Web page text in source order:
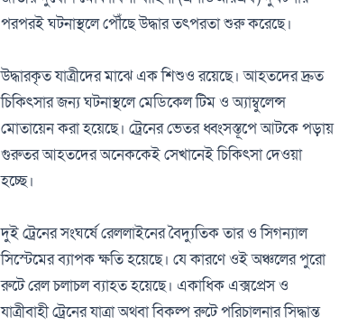
পরপরই ঘটনাস্থলে পৌঁছে উদ্ধার তৎপরতা শুরু করেছে।
উদ্ধারকৃত যাত্রীদের মাঝে এক শিশুও রয়েছে। আহতদের দ্রুত
চিকিৎসার জন্য ঘটনাস্থলে মেডিকেল টিম ও অ্যাম্বুলেন্স
মোতায়েন করা হয়েছে। ট্রেনের ভেতর ধ্বংসস্তূপে আটকে পড়ায়
গুরুতর আহতদের অনেককেই সেখানেই চিকিৎসা দেওয়া
হচ্ছে।
দুই ট্রেনের সংঘর্ষে রেললাইনের বৈদ্যুতিক তার ও সিগন্যাল
সিস্টেমের ব্যাপক ক্ষতি হয়েছে। যে কারণে ওই অঞ্চলের পুরো
রুটে রেল চলাচল ব্যাহত হয়েছে। একাধিক এক্সপ্রেস ও
যাত্রীবাহী ট্রেনের যাত্রা অথবা বিকল্প রুটে পরিচালনার সিদ্ধান্ত